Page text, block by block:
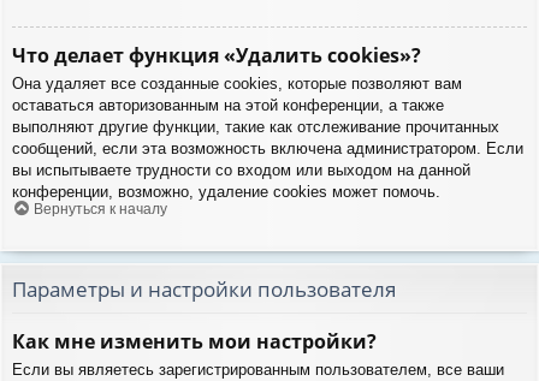
Что делает функция «Удалить cookies»?
Она удаляет все созданные cookies, которые позволяют вам
оставаться авторизованным на этой конференции, а также
выполняют другие функции, такие как отслеживание прочитанных
сообщений, если эта возможность включена администратором. Если
вы испытываете трудности со входом или выходом на данной
конференции, возможно, удаление cookies может помочь.
Вернуться к началу
Параметры и настройки пользователя
Как мне изменить мои настройки?
Если вы являетесь зарегистрированным пользователем, все ваши